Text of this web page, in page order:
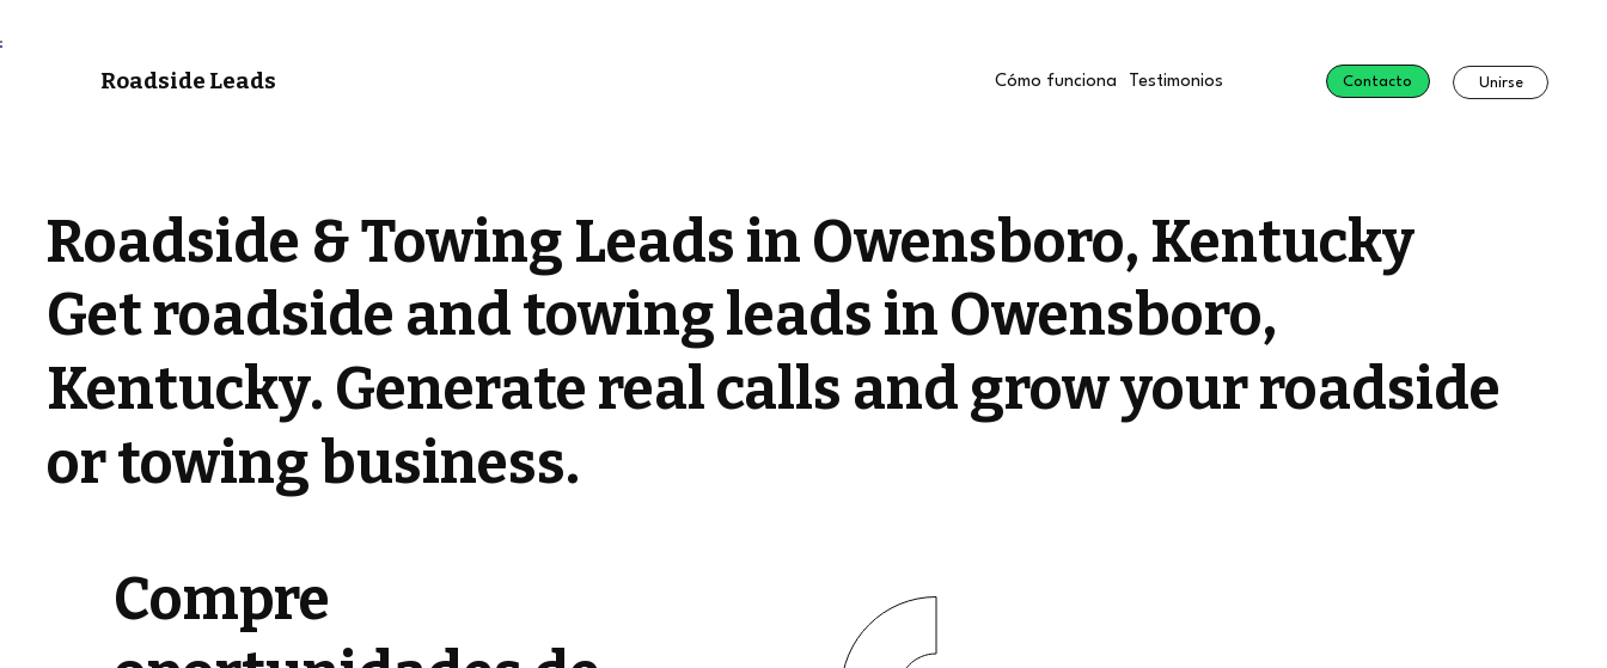
Roadside Leads Cómo funciona Testimonios Contacto Unirse
Roadside & Towing Leads in Owensboro, Kentucky
Get roadside and towing leads in Owensboro,
Kentucky. Generate real calls and grow your roadside
or towing business.
Compre